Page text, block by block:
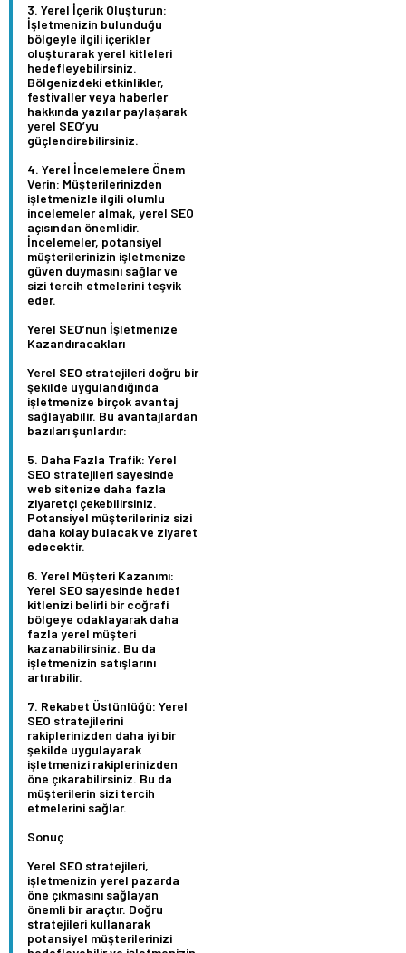
Yerel İçerik Oluşturun:
İşletmenizin bulunduğu
bölgeyle ilgili içerikler
oluşturarak yerel kitleleri
hedefleyebilirsiniz.
Bölgenizdeki etkinlikler,
festivaller veya haberler
hakkında yazılar paylaşarak
yerel SEO’yu
güçlendirebilirsiniz.
Yerel İncelemelere Önem
Verin: Müşterilerinizden
işletmenizle ilgili olumlu
incelemeler almak, yerel SEO
açısından önemlidir.
İncelemeler, potansiyel
müşterilerinizin işletmenize
güven duymasını sağlar ve
sizi tercih etmelerini teşvik
eder.
Yerel SEO’nun İşletmenize
Kazandıracakları
Yerel SEO stratejileri doğru bir
şekilde uygulandığında
işletmenize birçok avantaj
sağlayabilir. Bu avantajlardan
bazıları şunlardır:
Daha Fazla Trafik: Yerel
SEO stratejileri sayesinde
web sitenize daha fazla
ziyaretçi çekebilirsiniz.
Potansiyel müşterileriniz sizi
daha kolay bulacak ve ziyaret
edecektir.
Yerel Müşteri Kazanımı:
Yerel SEO sayesinde hedef
kitlenizi belirli bir coğrafi
bölgeye odaklayarak daha
fazla yerel müşteri
kazanabilirsiniz. Bu da
işletmenizin satışlarını
artırabilir.
Rekabet Üstünlüğü: Yerel
SEO stratejilerini
rakiplerinizden daha iyi bir
şekilde uygulayarak
işletmenizi rakiplerinizden
öne çıkarabilirsiniz. Bu da
müşterilerin sizi tercih
etmelerini sağlar.
Sonuç
Yerel SEO stratejileri,
işletmenizin yerel pazarda
öne çıkmasını sağlayan
önemli bir araçtır. Doğru
stratejileri kullanarak
potansiyel müşterilerinizi